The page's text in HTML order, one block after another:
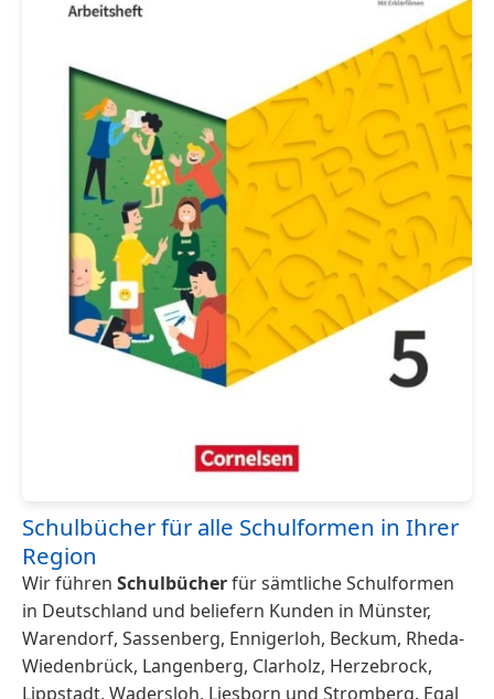
Schulbücher für alle Schulformen in Ihrer
Region
Wir führen Schulbücherfür sämtliche Schulformen
in Deutschland und beliefern Kunden in Münster,
Warendorf, Sassenberg, Ennigerloh, Beckum, Rheda-
Wiedenbrück, Langenberg, Clarholz, Herzebrock,
Lippstadt, Wadersloh, Liesborn und Stromberg. Egal